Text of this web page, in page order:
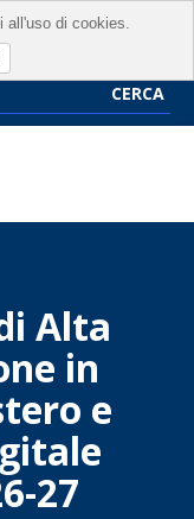
CERCA
Alta
in
e
27
all'uso di cookies.